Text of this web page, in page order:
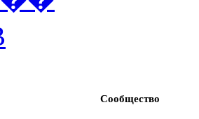
Сообщество